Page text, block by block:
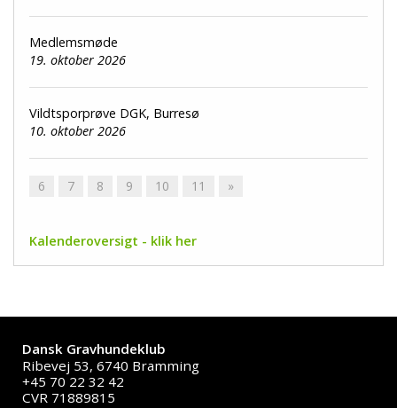
Medlemsmøde
19. oktober 2026
Vildtsporprøve DGK, Burresø
10. oktober 2026
6 7 8 9 10 11 »
Kalenderoversigt - klik her
Dansk Gravhundeklub
Ribevej 53, 6740 Bramming
+45 70 22 32 42
CVR 71889815